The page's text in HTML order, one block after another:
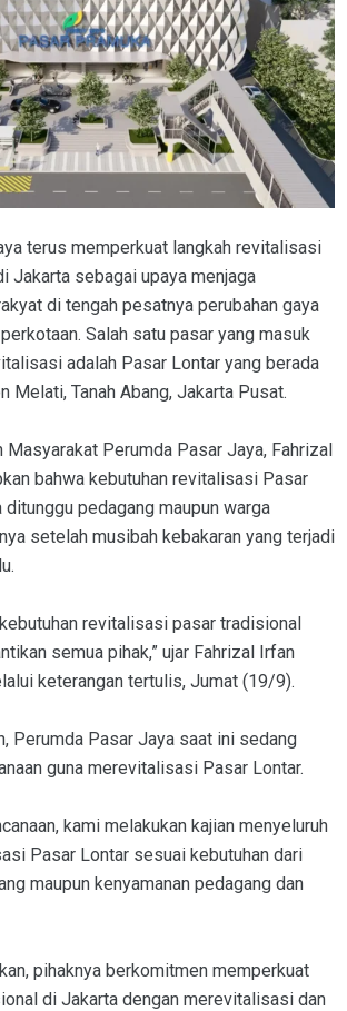
terus memperkuat langkah revitalisasi
Jakarta sebagai upaya menjaga
di tengah pesatnya perubahan gaya
Salah satu pasar yang masuk
adalah Pasar Lontar yang berada
Melati, Tanah Abang, Jakarta Pusat.
Masyarakat Perumda Pasar Jaya, Fahrizal
bahwa kebutuhan revitalisasi Pasar
ditunggu pedagang maupun warga
setelah musibah kebakaran yang terjadi
revitalisasi pasar tradisional
semua pihak,” ujar Fahrizal Irfan
keterangan tertulis, Jumat (19/9).
Perumda Pasar Jaya saat ini sedang
guna merevitalisasi Pasar Lontar.
kami melakukan kajian menyeluruh
Pasar Lontar sesuai kebutuhan dari
maupun kenyamanan pedagang dan
pihaknya berkomitmen memperkuat
di Jakarta dengan merevitalisasi dan